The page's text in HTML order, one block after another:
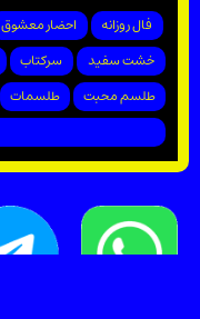
فال روزانه احضار معشوق
خشت سفید
سرکتاب
طلسم محبت
طلسمات